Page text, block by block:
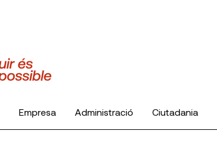
Empresa Administració Ciutadania